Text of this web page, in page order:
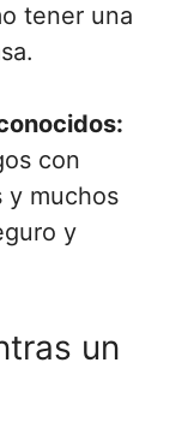
tener una
con
y muchos
y
un